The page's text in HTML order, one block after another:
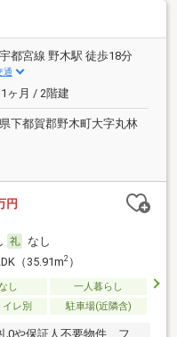
宇都宮線 野木駅 徒歩18分
通
ヶ月 / 2階建
下都賀郡野木町大字丸林
円
なし
（35.91m2）
し
一人暮らし
レ別 駐車場(近隣含)
0や保証人不要物件、フ